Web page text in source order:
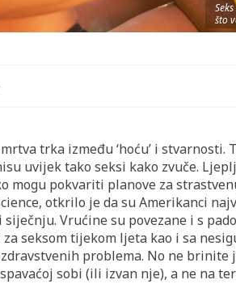
što
trka između ‘hoću’ i
uvijek tako seksi kako zvuče.
mogu pokvariti planove za
otkrilo je da su Amerikanci
Vrućine su povezane i s
seksom tijekom ljeta kao i sa
problema. No ne brinite
sobi (ili izvan nje), a ne na